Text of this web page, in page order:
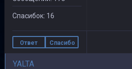
Спасибок: 16
Ответ Спасибо
YALTA